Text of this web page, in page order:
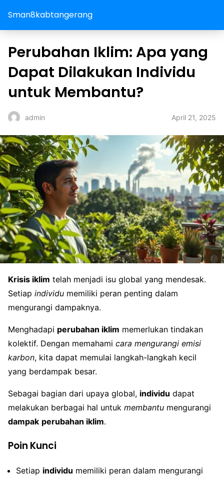
Sman8kabtangerang
Perubahan Iklim: Apa yang
Dapat Dilakukan Individu
untuk Membantu?
admin April 21, 2025
Krisis iklim telah menjadi isu global yang mendesak.
Setiap individu memiliki peran penting dalam
mengurangi dampaknya.
Menghadapi perubahan iklim memerlukan tindakan
kolektif. Dengan memahami cara mengurangi emisi
karbon, kita dapat memulai langkah-langkah kecil
yang berdampak besar.
Sebagai bagian dari upaya global, individu dapat
melakukan berbagai hal untuk membantu mengurangi
dampak perubahan iklim.
Poin Kunci
Setiap individu memiliki peran dalam mengurangi